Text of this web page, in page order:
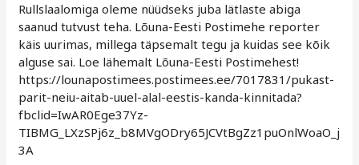
Rullslaalomiga oleme nüüdseks juba lätlaste abiga
saanud tutvust teha. Lõuna-Eesti Postimehe reporter
käis uurimas, millega täpsemalt tegu ja kuidas see kõik
alguse sai. Loe lähemalt Lõuna-Eesti Postimehest!
https://lounapostimees.postimees.ee/7017831/pukast-
parit-neiu-aitab-uuel-alal-eestis-kanda-kinnitada?
fbclid=IwAR0Ege37Yz-
TIBMG_LXzSPj6z_b8MVgODry65JCVtBgZz1puOnlWoaO_j
3A